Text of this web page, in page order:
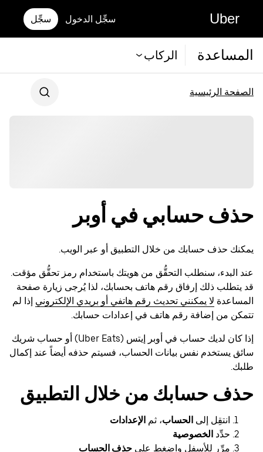
Uber سجِّل الدخول سجِّل
المساعدة الركاب
الصفحة الرئيسية
حذف حسابي في أوبر
يمكنك حذف حسابك من خلال التطبيق أو عبر الويب.
عند البدء، سنطلب التحقُّق من هويتك باستخدام رمز تحقُّق مؤقت.
قد يتطلب ذلك إرفاق رقم هاتف بحسابك، لذا يُرجى زيارة صفحة
المساعدة لا يمكنني تحديث رقم هاتفي أو بريدي الإلكتروني إذا لم
تتمكن من إضافة رقم هاتف في إعدادات حسابك.
إذا كان لديك حساب في أوبر إيتس (Uber Eats) أو حساب شريك
سائق يستخدم نفس بيانات الحساب، فسيتم حذفه أيضاً عند إكمال
طلبك.
حذف حسابك من خلال التطبيق
انتقِل إلى الحساب، ثم الإعدادات
حدِّد الخصوصية
مرِّر للأسفل واضغط على حذف الحساب